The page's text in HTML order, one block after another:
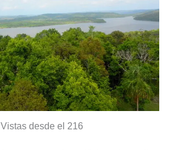
Vistas desde el 216